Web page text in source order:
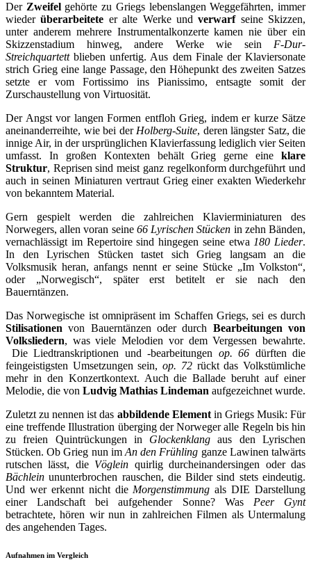
Der Zweifelgehörte zu Griegs lebenslangen Weggefährten, immer
wiederüberarbeitete er alte Werke undverwarfseine Skizzen,
unter anderem mehrere Instrumentalkonzerte kamen nie über ein
Skizzenstadium hinweg, andere Werke wie sein F-Dur-
Streichquartettblieben unfertig. Aus dem Finale der Klaviersonate
strich Grieg eine lange Passage, den Höhepunkt des zweiten Satzes
setzte er vom Fortissimo ins Pianissimo, entsagte somit der
Zurschaustellung von Virtuosität.
Der Angst vor langen Formen entfloh Grieg, indem er kurze Sätze
aneinanderreihte, wie bei derHolberg-Suite, deren längster Satz, die
innige Air, in der ursprünglichen Klavierfassung lediglich vier Seiten
umfasst. In großen Kontexten behält Grieg gerne eine klare
Struktur, Reprisen sind meist ganz regelkonform durchgeführt und
auch in seinen Miniaturen vertraut Grieg einer exakten Wiederkehr
von bekanntem Material.
Gern gespielt werden die zahlreichen Klavierminiaturen des
Norwegers, allen voran seine 66 Lyrischen Stücken in zehn Bänden,
vernachlässigt im Repertoire sind hingegen seine etwa180 Lieder.
In den Lyrischen Stücken tastet sich Grieg langsam an die
Volksmusik heran, anfangs nennt er seine Stücke „Im Volkston“,
oder „Norwegisch“, später erst betitelt er sie nach den
Bauerntänzen.
Das Norwegische ist omnipräsent im Schaffen Griegs, sei es durch
Stilisationen von Bauerntänzen oder durch Bearbeitungen von
Volksliedern, was viele Melodien vor dem Vergessen bewahrte.
Die Liedtranskriptionen und -bearbeitungen op. 66 dürften die
feingeistigsten Umsetzungen sein,op. 72rückt das Volkstümliche
mehr in den Konzertkontext. Auch die Ballade beruht auf einer
Melodie, die von Ludvig Mathias Lindeman aufgezeichnet wurde.
Zuletzt zu nennen ist das abbildende Elementin Griegs Musik: Für
eine treffende Illustration überging der Norweger alle Regeln bis hin
zu freien Quintrückungen in Glockenklang aus den Lyrischen
Stücken. Ob Grieg nun imAn den Frühling ganze Lawinen talwärts
rutschen lässt, die Vöglein quirlig durcheinandersingen oder das
Bächlein ununterbrochen rauschen, die Bilder sind stets eindeutig.
Und wer erkennt nicht dieMorgenstimmung als DIE Darstellung
einer Landschaft bei aufgehender Sonne? Was Peer Gynt
betrachtete, hören wir nun in zahlreichen Filmen als Untermalung
des angehenden Tages.
Aufnahmen im Vergleich